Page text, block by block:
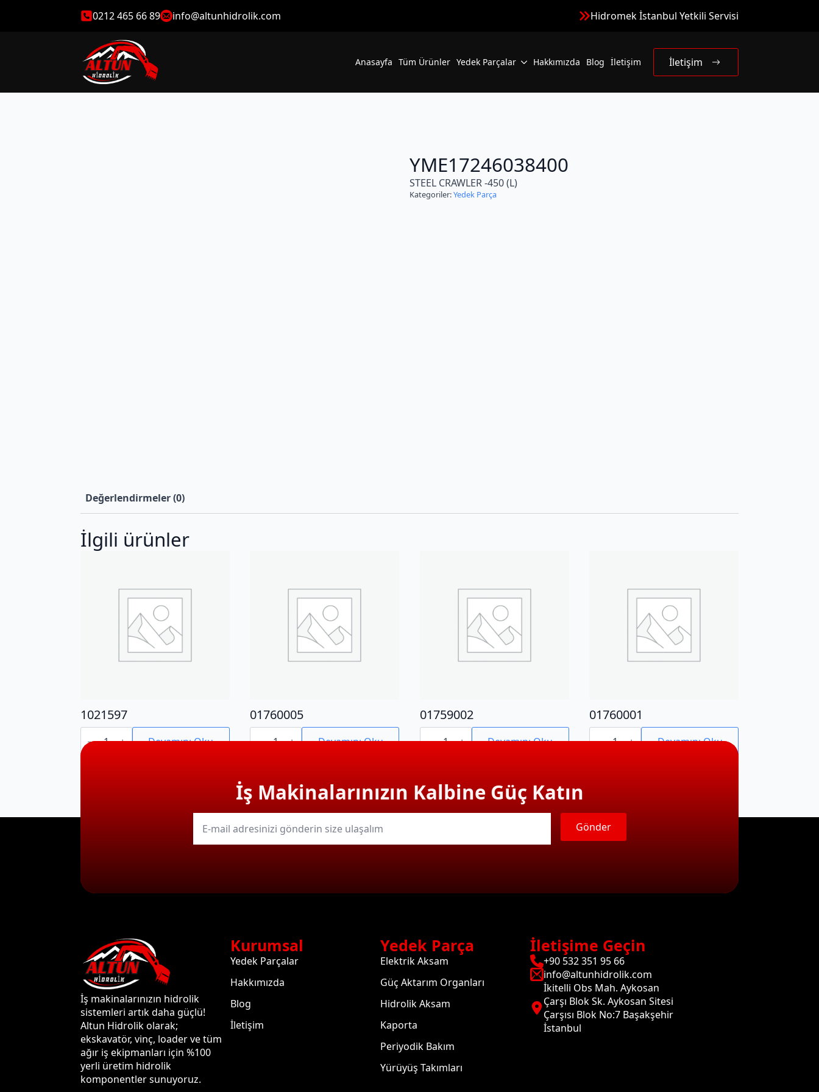
0212 465 66 89 info@altunhidrolik.com Hidromek İstanbul Yetkili Servisi
Anasayfa Tüm Ürünler Yedek Parçalar Hakkımızda Blog İletişim İletişim
YME17246038400
STEEL CRAWLER -450 (L)
Kategoriler:Yedek Parça
Değerlendirmeler (0)
İlgili ürünler
1021597
1021597
adet Devamını Oku
01760005
01760005
adet Devamını Oku
01759002
01759002
adet Devamını Oku
01760001
01760001
adet Devamını Oku
İş Makinalarınızın Kalbine Güç Katın
E-
mail Gönder
İş makinalarınızın hidrolik
sistemleri artık daha güçlü!
Altun Hidrolik olarak;
ekskavatör, vinç, loader ve tüm
ağır iş ekipmanları için %100
yerli üretim hidrolik
komponentler sunuyoruz.
Kurumsal
Yedek Parçalar
Hakkımızda
Blog
İletişim
Yedek Parça
Elektrik Aksam
Güç Aktarım Organları
Hidrolik Aksam
Kaporta
Periyodik Bakım
Yürüyüş Takımları
İletişime Geçin
+90 532 351 95 66
info@altunhidrolik.com
İkitelli Obs Mah. Aykosan
Çarşı Blok Sk. Aykosan Sitesi
Çarşısı Blok No:7 Başakşehir
İstanbul